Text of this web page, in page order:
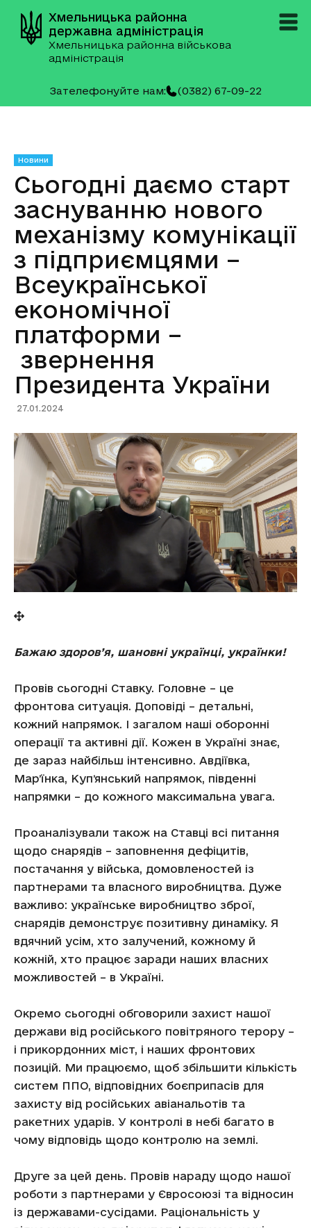
Хмельницька районна
державна адміністрація
Хмельницька районна військова
адміністрація
Зателефонуйте нам: (0382) 67-09-22
Новини
Сьогодні даємо старт
заснуванню нового
механізму комунікації
з підприємцями –
Всеукраїнської
економічної
платформи –
звернення
Президента України
27.01.2024
Бажаю здоров’я, шановні українці, українки!
Провів сьогодні Ставку. Головне – це
фронтова ситуація. Доповіді – детальні,
кожний напрямок. І загалом наші оборонні
операції та активні дії. Кожен в Україні знає,
де зараз найбільш інтенсивно. Авдіївка,
Марʼїнка, Купʼянський напрямок, південні
напрямки – до кожного максимальна увага.
Проаналізували також на Ставці всі питання
щодо снарядів – заповнення дефіцитів,
постачання у війська, домовленостей із
партнерами та власного виробництва. Дуже
важливо: українське виробництво зброї,
снарядів демонструє позитивну динаміку. Я
вдячний усім, хто залучений, кожному й
кожній, хто працює заради наших власних
можливостей – в Україні.
Окремо сьогодні обговорили захист нашої
держави від російського повітряного терору –
і прикордонних міст, і наших фронтових
позицій. Ми працюємо, щоб збільшити кількість
систем ППО, відповідних боєприпасів для
захисту від російських авіанальотів та
ракетних ударів. У контролі в небі багато в
чому відповідь щодо контролю на землі.
Друге за цей день. Провів нараду щодо нашої
роботи з партнерами у Євросоюзі та відносин
із державами-сусідами. Раціональність у